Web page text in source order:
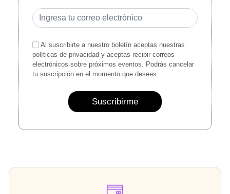
Al suscribirte a nuestro boletín aceptas nuestras
políticas de privacidad y aceptas recibir correos
electrónicos sobre próximos eventos. Podrás cancelar
tu suscripción en el momento que desees.
Suscribirme